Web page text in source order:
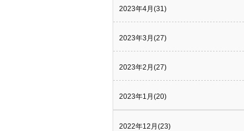
2023年4月(31)
2023年3月(27)
2023年2月(27)
2023年1月(20)
2022年12月(23)